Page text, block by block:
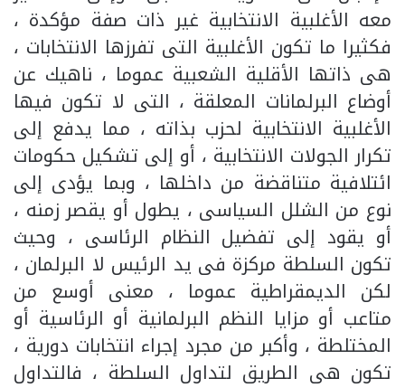
معه الأغلبية الانتخابية غير ذات صفة مؤكدة ،
فكثيرا ما تكون الأغلبية التى تفرزها الانتخابات ،
هى ذاتها الأقلية الشعبية عموما ، ناهيك عن
أوضاع البرلمانات المعلقة ، التى لا تكون فيها
الأغلبية الانتخابية لحزب بذاته ، مما يدفع إلى
تكرار الجولات الانتخابية ، أو إلى تشكيل حكومات
ائتلافية متناقضة من داخلها ، وبما يؤدى إلى
نوع من الشلل السياسى ، يطول أو يقصر زمنه ،
أو يقود إلى تفضيل النظام الرئاسى ، وحيث
تكون السلطة مركزة فى يد الرئيس لا البرلمان ،
لكن الديمقراطية عموما ، معنى أوسع من
متاعب أو مزايا النظم البرلمانية أو الرئاسية أو
المختلطة ، وأكبر من مجرد إجراء انتخابات دورية ،
تكون هى الطريق لتداول السلطة ، فالتداول